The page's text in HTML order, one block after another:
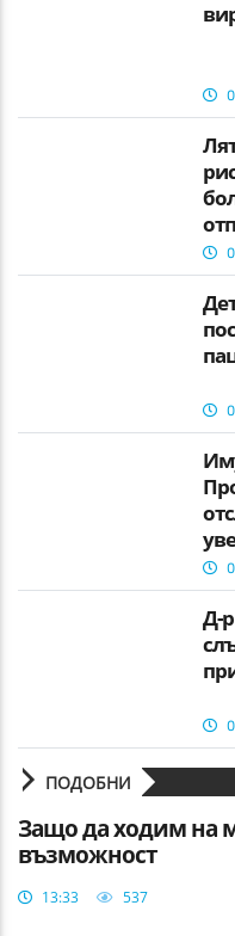
Д-
ПОДОБНИ
Защо да ходим на
възможност
13:33 537